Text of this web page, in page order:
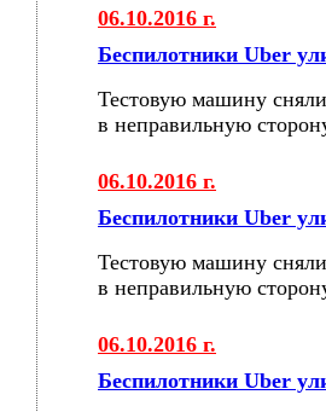
06.10.2016 г.
Беспилотники Uber
Тестовую машину
в неправильную
06.10.2016 г.
Беспилотники Uber
Тестовую машину
в неправильную
06.10.2016 г.
Беспилотники Uber